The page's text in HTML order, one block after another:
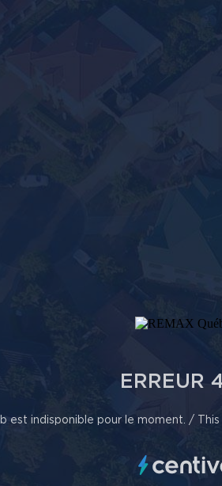
ERREUR
est indisponible pour le moment. /